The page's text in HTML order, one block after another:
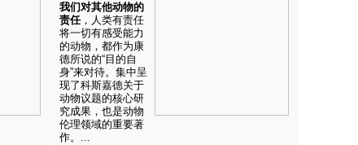
我们对其他动物的
责任，人类有责任
将一切有感受能力
的动物，都作为康
德所说的“目的自
身”来对待。集中呈
现了科斯嘉德关于
动物议题的核心研
究成果，也是动物
伦理领域的重要著
作。...